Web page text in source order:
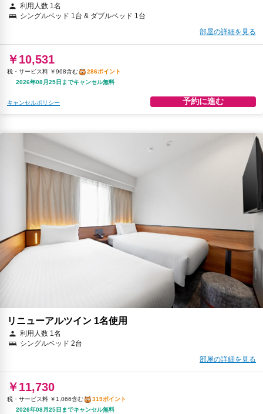
利用人数 1名
シングルベッド 1台 & ダブルベッド 1台
部屋の詳細を見る
￥10,531
税・サービス料 ￥968含む
286ポイント
2026年08月25日までキャンセル無料
キャンセルポリシー 予約に進む
リニューアルツイン 1名使用
利用人数 1名
シングルベッド 2台
部屋の詳細を見る
￥11,730
税・サービス料 ￥1,066含む
319ポイント
2026年08月25日までキャンセル無料